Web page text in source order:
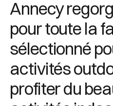
Annecy
pour toute la
sélectionné
activités
profiter du